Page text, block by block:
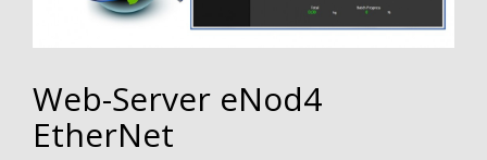
Web-Server eNod4
EtherNet